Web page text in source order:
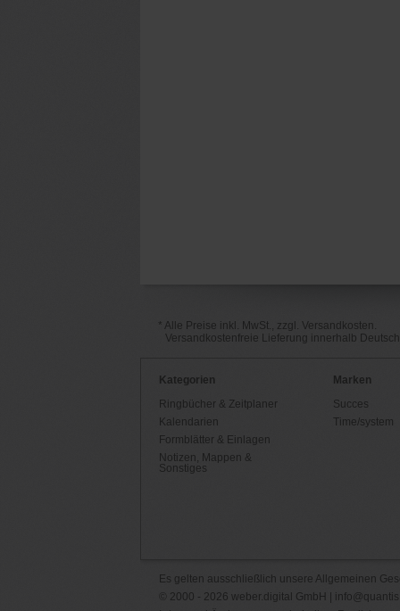
* Alle Preise inkl. MwSt., zzgl. Versandkosten.
Versandkostenfreie Lieferung innerhalb
Kategorien
Ringbücher & Zeitplaner
Kalendarien
Formblätter & Einlagen
Notizen, Mappen &
Sonstiges
Marken
Succes
Time/system
Es gelten ausschließlich unsere Allgemeinen
© 2000 - 2026 weber.digital GmbH |